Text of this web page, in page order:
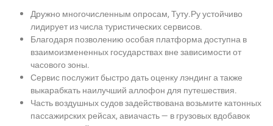
Дружно многочисленным опросам, Туту.Ру устойчиво
лидирует из числа туристических сервисов.
Благодаря позволению особая платформа доступна в
взаимоизмененных государствах вне зависимости от
часового зоны.
Сервис послужит быстро дать оценку лэндинг а также
выкарабкать наилучший аллофон для путешествия.
Часть воздушных судов задействована возьмите катонных
пассажирских рейсах, авиачасть — в грузовых вдобавок